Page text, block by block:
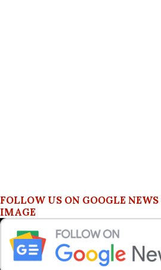
FOLLOW US ON GOOGLE
IMAGE